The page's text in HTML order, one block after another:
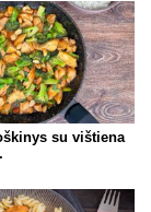
su vištiena